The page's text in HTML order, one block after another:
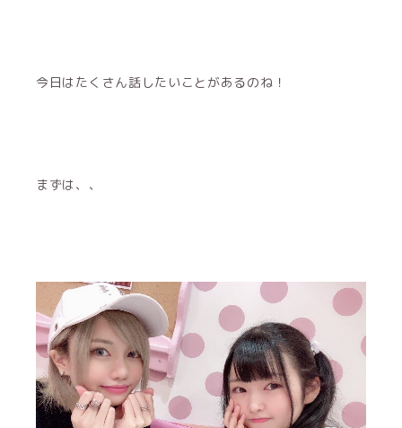
今日はたくさん話したいことがあるのね！
まずは、、